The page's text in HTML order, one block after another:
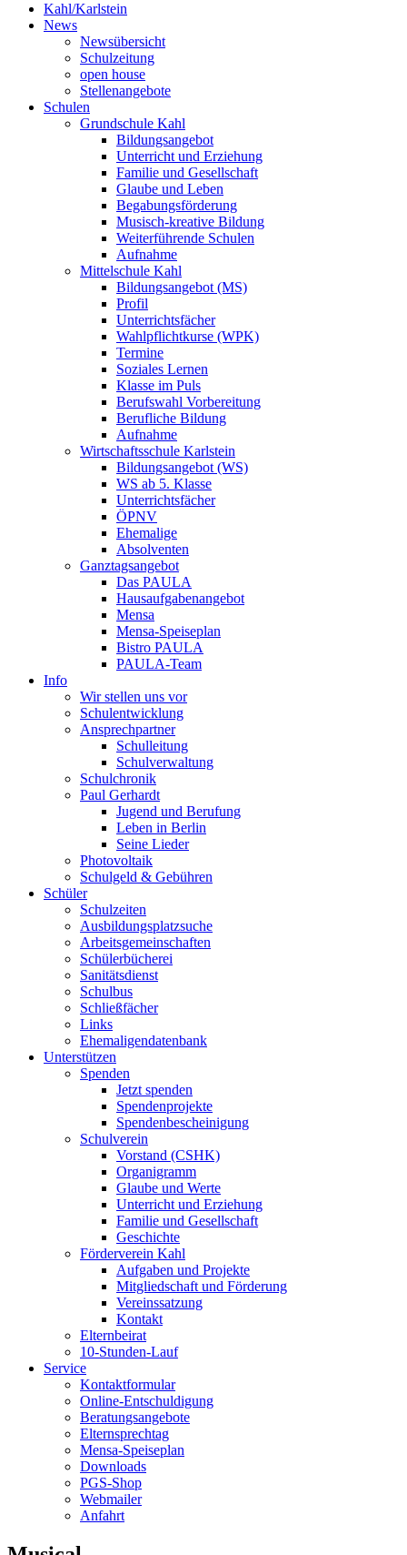
Kahl/Karlstein
News
Newsübersicht
Schulzeitung
open house
Stellenangebote
Schulen
Grundschule Kahl
Bildungsangebot
Unterricht und Erziehung
Familie und Gesellschaft
Glaube und Leben
Begabungsförderung
Musisch-kreative Bildung
Weiterführende Schulen
Aufnahme
Mittelschule Kahl
Bildungsangebot (MS)
Profil
Unterrichtsfächer
Wahlpflichtkurse (WPK)
Termine
Soziales Lernen
Klasse im Puls
Berufswahl Vorbereitung
Berufliche Bildung
Aufnahme
Wirtschaftsschule Karlstein
Bildungsangebot (WS)
WS ab 5. Klasse
Unterrichtsfächer
ÖPNV
Ehemalige
Absolventen
Ganztagsangebot
Das PAULA
Hausaufgabenangebot
Mensa
Mensa-Speiseplan
Bistro PAULA
PAULA-Team
Info
Wir stellen uns vor
Schulentwicklung
Ansprechpartner
Schulleitung
Schulverwaltung
Schulchronik
Paul Gerhardt
Jugend und Berufung
Leben in Berlin
Seine Lieder
Photovoltaik
Schulgeld & Gebühren
Schüler
Schulzeiten
Ausbildungsplatzsuche
Arbeitsgemeinschaften
Schülerbücherei
Sanitätsdienst
Schulbus
Schließfächer
Links
Ehemaligendatenbank
Unterstützen
Spenden
Jetzt spenden
Spendenprojekte
Spendenbescheinigung
Schulverein
Vorstand (CSHK)
Organigramm
Glaube und Werte
Unterricht und Erziehung
Familie und Gesellschaft
Geschichte
Förderverein Kahl
Aufgaben und Projekte
Mitgliedschaft und Förderung
Vereinssatzung
Kontakt
Elternbeirat
10-Stunden-Lauf
Service
Kontaktformular
Online-Entschuldigung
Beratungsangebote
Elternsprechtag
Mensa-Speiseplan
Downloads
PGS-Shop
Webmailer
Anfahrt